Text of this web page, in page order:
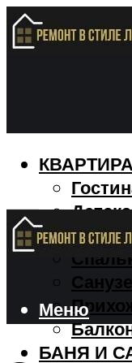
Кухня
БАНЯ И
Меню